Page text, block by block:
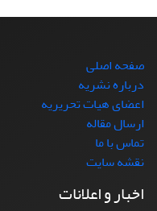
صفحه اصلی
درباره نشریه
اعضای هیات تحریریه
ارسال مقاله
تماس با ما
نقشه سایت
اخبار و اعلانات